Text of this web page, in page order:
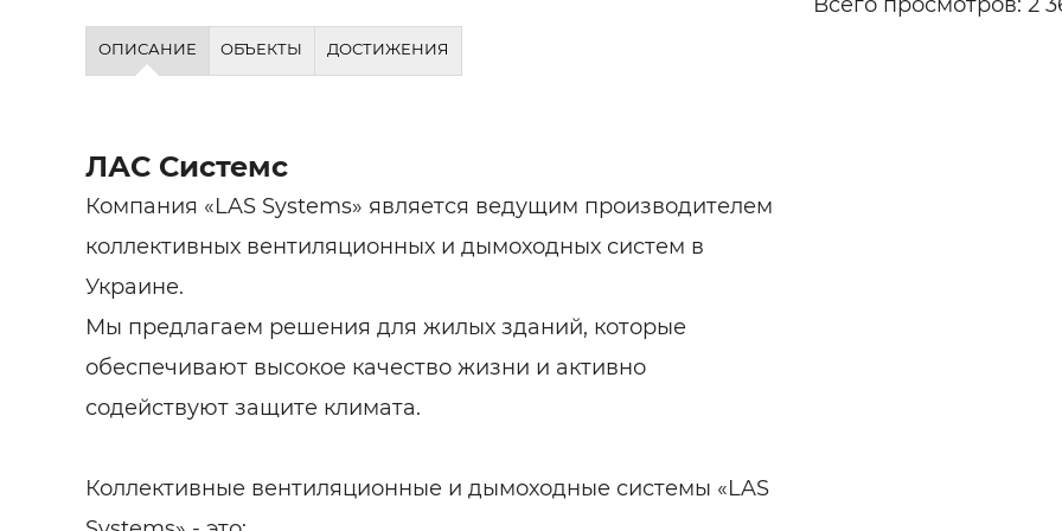
ОПИСАНИЕ ОБЪЕКТЫ ДОСТИЖЕНИЯ
ЛАС Системс
Компания «LAS Systems» является ведущим производителем
коллективных вентиляционных и дымоходных систем в
Украине.
Мы предлагаем решения для жилых зданий, которые
обеспечивают высокое качество жизни и активно
содействуют защите климата.
Коллективные вентиляционные и дымоходные системы «LAS